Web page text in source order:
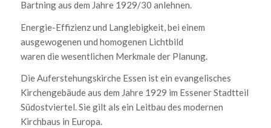
Bartning aus dem Jahre 1929/30 anlehnen.
Energie-Effizienz und Langlebigkeit, bei einem
ausgewogenen und homogenen Lichtbild
waren die wesentlichen Merkmale der Planung.
Die Auferstehungskirche Essen ist ein evangelisches
Kirchengebäude aus dem Jahre 1929 im Essener Stadtteil
Südostviertel. Sie gilt als ein Leitbau des modernen
Kirchbaus in Europa.